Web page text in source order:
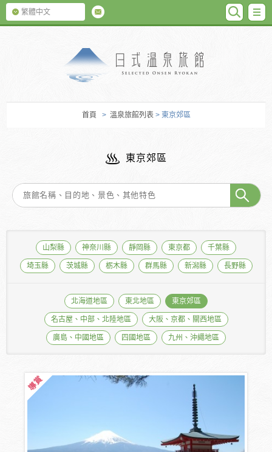
繁體中文
首頁 > 溫泉旅館列表 > 東京郊區
東京郊區
山梨縣 神奈川縣 靜岡縣 東京都 千葉縣
埼玉縣 茨城縣 栃木縣 群馬縣 新潟縣 長野縣
北海道地區 東北地區 東京郊區
名古屋、中部、北陸地區 大阪、京都、關西地區
廣島、中國地區 四國地區 九州、沖繩地區